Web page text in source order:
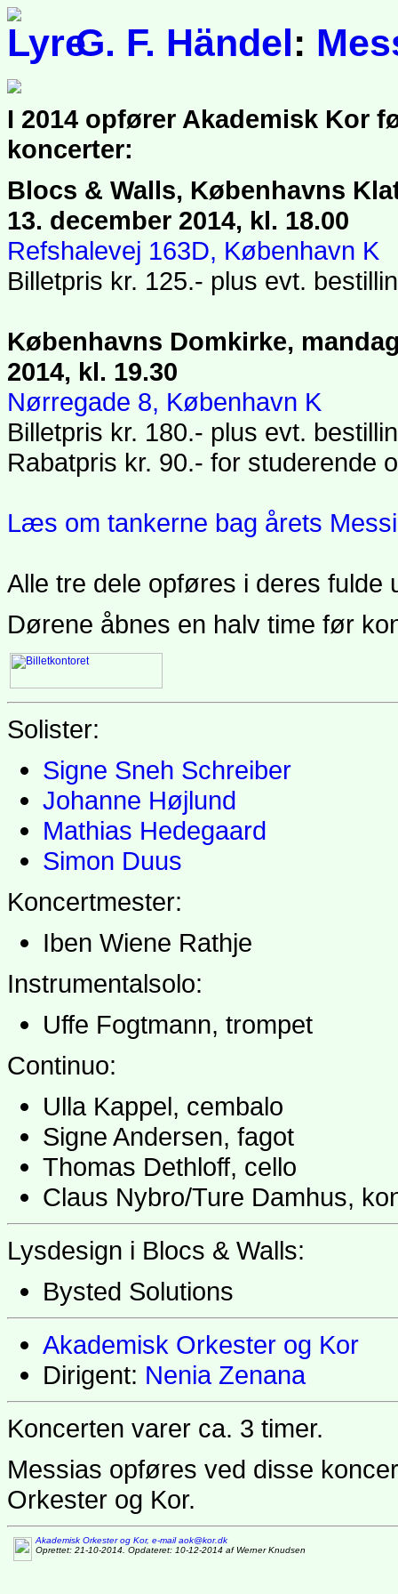
G. F. Händel:
I 2014 opfører Akademisk Kor
koncerter:
Blocs & Walls, Københavns
13. december 2014, kl. 18.00
Refshalevej 163D, København K
Billetpris kr. 125.- plus evt.
Københavns Domkirke,
2014, kl. 19.30
Nørregade 8, København K
Billetpris kr. 180.- plus evt.
Rabatpris kr. 90.- for studerende
Læs om tankerne bag årets
Alle tre dele opføres i deres
Dørene åbnes en halv time før
Solister:
Signe Sneh Schreiber
Johanne Højlund
Mathias Hedegaard
Simon Duus
Koncertmester:
Iben Wiene Rathje
Instrumentalsolo:
Uffe Fogtmann, trompet
Continuo:
Ulla Kappel, cembalo
Signe Andersen, fagot
Thomas Dethloff, cello
Claus Nybro/Ture Damhus,
Lysdesign i Blocs & Walls:
Bysted Solutions
Akademisk Orkester og Kor
Dirigent: Nenia Zenana
Koncerten varer ca. 3 timer.
Messias opføres ved disse
Orkester og Kor.
Akademisk Orkester og Kor, e-mail aok@kor.dk
Oprettet: 21-10-2014. Opdateret: 10-12-2014 af Werner Knudsen